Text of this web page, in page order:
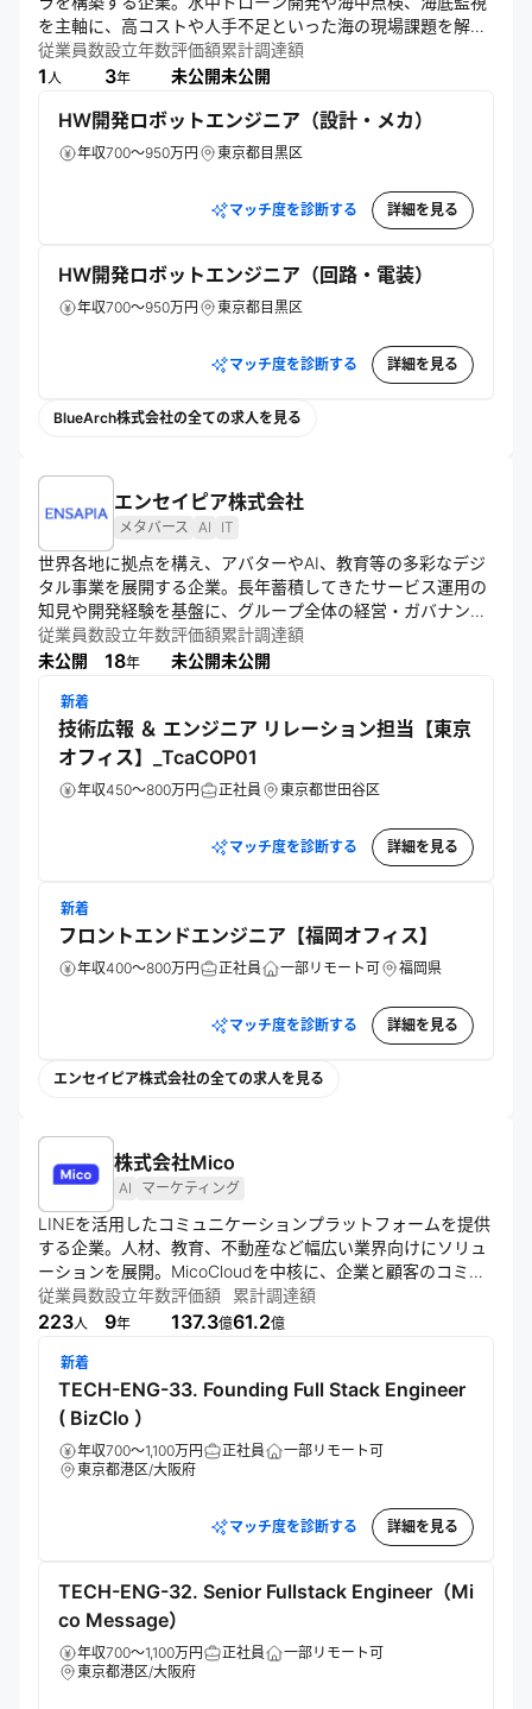
を主軸に、高コストや人手不足といった海の現場課題を解決
する。独自のロボティクス技術を強みに、海洋エネルギー分
野等の脱人化と効率化を推進。日本の海洋利活用の発展と安
従業員数
1人
設立年数
3年
評価額
未公開
累計調達額
未公開
HW開発ロボットエンジニア（設計・メカ）
年収700～950万円 東京都目黒区
マッチ度を診断する 詳細を見る
HW開発ロボットエンジニア（回路・電装）
年収700～950万円 東京都目黒区
マッチ度を診断する 詳細を見る
BlueArch株式会社の全ての求人を見る
エンセイピア株式会社
メタバース AI IT
世界各地に拠点を構え、アバターやAI、教育等の多彩なデジ
タル事業を展開する企業。長年蓄積してきたサービス運用の
知見や開発経験を基盤に、グループ全体の経営・ガバナンス
や戦略的意思決定を担う。誰もが自分らしく過ごすことので
きる新たな居場所をデジタル空間に拡げるトップランナーを
従業員数
未公開
設立年数
18年
評価額
未公開
累計調達額
未公開
新着
技術広報 ＆ エンジニア リレーション担当【東京
オフィス】_TcaCOP01
年収450～800万円 正社員 東京都世田谷区
マッチ度を診断する 詳細を見る
新着
フロントエンドエンジニア【福岡オフィス】
年収400～800万円 正社員 一部リモート可 福岡県
マッチ度を診断する 詳細を見る
エンセイピア株式会社の全ての求人を見る
株式会社Mico
AI マーケティング
LINEを活用したコミュニケーションプラットフォームを提供
する企業。人材、教育、不動産など幅広い業界向けにソリュ
ーションを展開。MicoCloudを中核に、企業と顧客のコミュ
ニケーション最適化を通じて売上増加とコスト削減を実現。
機能開発とサポート体制の充実に注力している。
従業員数
223人
設立年数
9年
評価額
137.3億
累計調達額
61.2億
新着
TECH-ENG-33. Founding Full Stack Engineer
( BizClo ）
年収700～1,100万円 正社員
一部リモート可
東京都港区/大阪府
マッチ度を診断する 詳細を見る
TECH-ENG-32. Senior Fullstack Engineer（Mi
co Message）
年収700～1,100万円 正社員
一部リモート可
東京都港区/大阪府